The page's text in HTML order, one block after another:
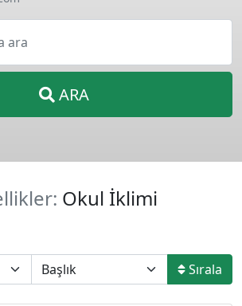
ara
ARA
Okul İklimi
Sırala